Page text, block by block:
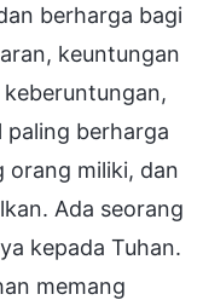
berharga bagi
keuntungan
berharga
orang miliki, dan
Ada seorang
kepada Tuhan.
memang